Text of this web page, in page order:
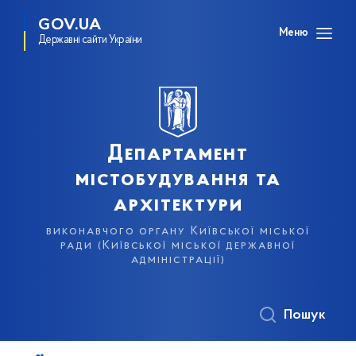
GOV.UA
Державні сайти України
Меню
Департамент
містобудування та
архітектури
виконавчого органу Київської міської
ради (Київської міської державної
адміністрації)
Пошук